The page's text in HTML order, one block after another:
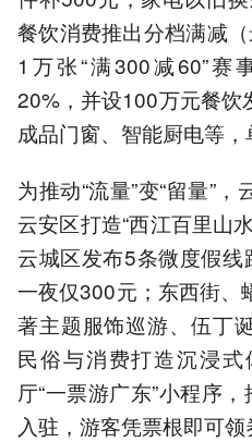
餐饮消费推出分档满减
1万张“满300减60”赛
20%，并设100万元餐饮
成品门窗、智能厨电等，
为推动“流量”变“留量”
云安区打造“西江百里山
云城区发布5条微度假线
一夜仅300元；东西街、
著主题服饰巡游、伍丁
民俗与消费打造沉浸
厅“一票游广东”小程序
入驻，游客凭票根即可领